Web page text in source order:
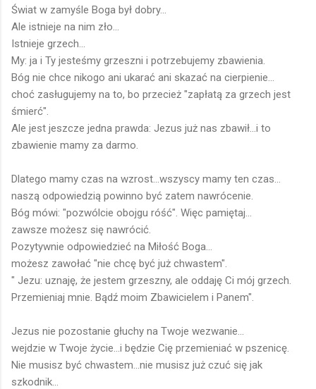
Świat w zamyśle Boga był dobry...
Ale istnieje na nim zło...
Istnieje grzech...
My: ja i Ty jesteśmy grzeszni i potrzebujemy zbawienia.
Bóg nie chce nikogo ani ukarać ani skazać na cierpienie...
choć zasługujemy na to, bo przecież "zapłatą za grzech jest
śmierć".
Ale jest jeszcze jedna prawda: Jezus już nas zbawił...i to
zbawienie mamy za darmo.
Dlatego mamy czas na wzrost...wszyscy mamy ten czas...
naszą odpowiedzią powinno być zatem nawrócenie.
Bóg mówi: "pozwólcie obojgu róść". Więc pamiętaj...
zawsze możesz się nawrócić.
Pozytywnie odpowiedzieć na Miłość Boga...
możesz zawołać "nie chcę być już chwastem".
" Jezu: uznaję, że jestem grzeszny, ale oddaję Ci mój grzech.
Przemieniaj mnie. Bądź moim Zbawicielem i Panem".
Jezus nie pozostanie głuchy na Twoje wezwanie...
wejdzie w Twoje życie...i będzie Cię przemieniać w pszenicę.
Nie musisz być chwastem...nie musisz już czuć się jak
szkodnik...